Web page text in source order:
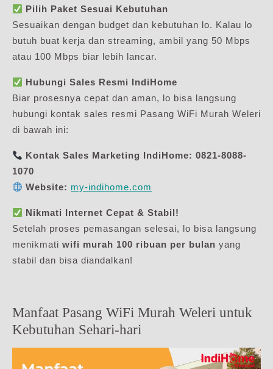
Pilih Paket Sesuai Kebutuhan
Sesuaikan dengan budget dan kebutuhan lo. Kalau lo
butuh buat kerja dan streaming, ambil yang 50 Mbps
atau 100 Mbps biar lebih lancar.
Hubungi Sales Resmi IndiHome
Biar prosesnya cepat dan aman, lo bisa langsung
hubungi kontak sales resmi Pasang WiFi Murah Weleri
di bawah ini:
Kontak Sales Marketing IndiHome: 0821-8088-
1070
Website: my-indihome.com
Nikmati Internet Cepat & Stabil!
Setelah proses pemasangan selesai, lo bisa langsung
menikmati wifi murah 100 ribuan per bulan yang
stabil dan bisa diandalkan!
Manfaat Pasang WiFi Murah Weleri untuk
Kebutuhan Sehari-hari